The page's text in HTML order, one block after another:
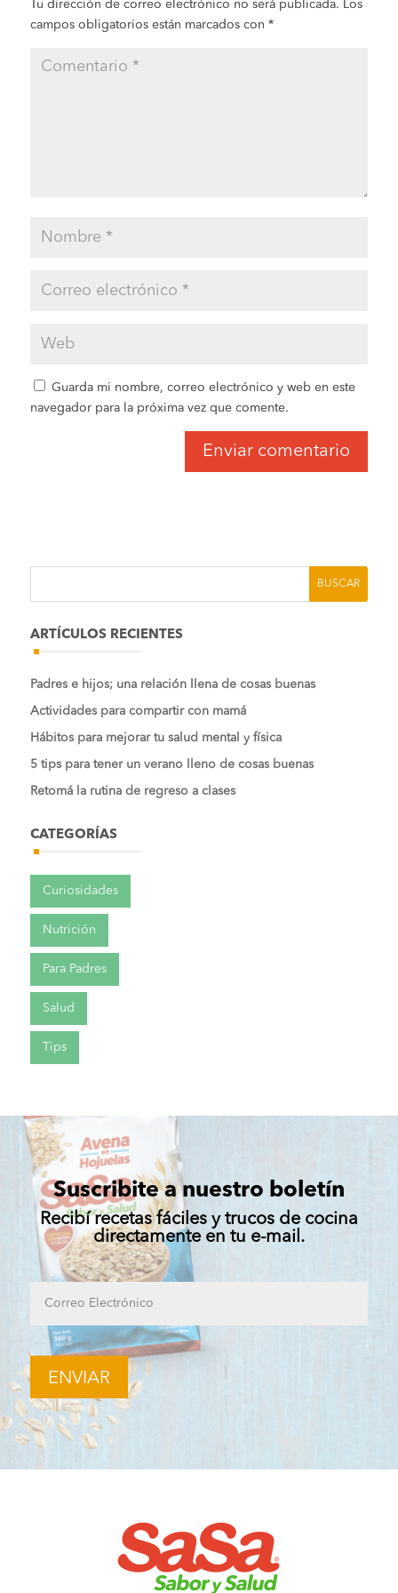
Tu dirección de correo electrónico no será publicada. Los
campos obligatorios están marcados con *
Guarda mi nombre, correo electrónico y web en este
navegador para la próxima vez que comente.
ARTÍCULOS RECIENTES
Padres e hijos; una relación llena de cosas buenas
Actividades para compartir con mamá
Hábitos para mejorar tu salud mental y física
5 tips para tener un verano lleno de cosas buenas
Retomá la rutina de regreso a clases
CATEGORÍAS
Curiosidades
Nutrición
Para Padres
Salud
Tips
Suscribite a nuestro boletín
Recibí recetas fáciles y trucos de cocina
directamente en tu e-mail.